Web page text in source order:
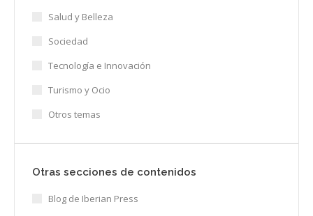
Salud y Belleza
Sociedad
Tecnología e Innovación
Turismo y Ocio
Otros temas
Otras secciones de contenidos
Blog de Iberian Press